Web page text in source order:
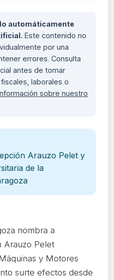
automáticamente
Este contenido no
por una
errores. Consulta
antes de tomar
laborales o
sobre nuestro
Arauzo Pelet y
de la
nombra a
Arauzo Pelet
y Motores
surte efectos desde